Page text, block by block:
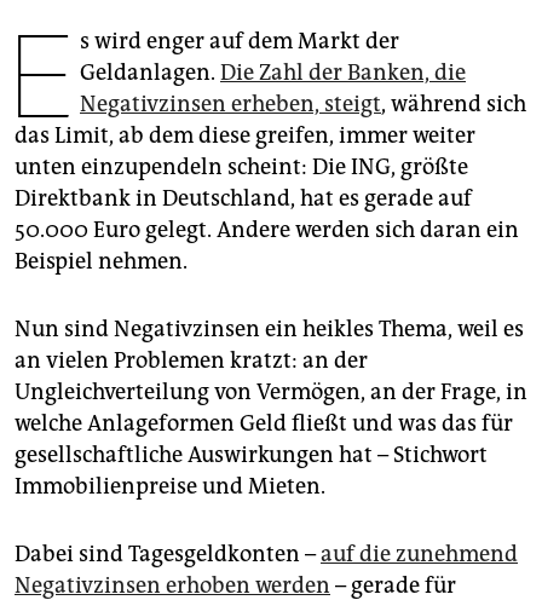
unterstützen
genossenschaft
epaper login
E s wird enger auf dem Markt der
Geldanlagen. Die Zahl der Banken, die
Negativzinsen erheben, steigt, während sich
das Limit, ab dem diese greifen, immer weiter
unten einzupendeln scheint: Die ING, größte
Direktbank in Deutschland, hat es gerade auf
50.000 Euro gelegt. Andere werden sich daran ein
Beispiel nehmen.
Nun sind Negativzinsen ein heikles Thema, weil es
an vielen Problemen kratzt: an der
Ungleichverteilung von Vermögen, an der Frage, in
welche Anlageformen Geld fließt und was das für
gesellschaftliche Auswirkungen hat – Stichwort
Immobilienpreise und Mieten.
Dabei sind Tagesgeldkonten –auf die zunehmend
Negativzinsen erhoben werden – gerade für